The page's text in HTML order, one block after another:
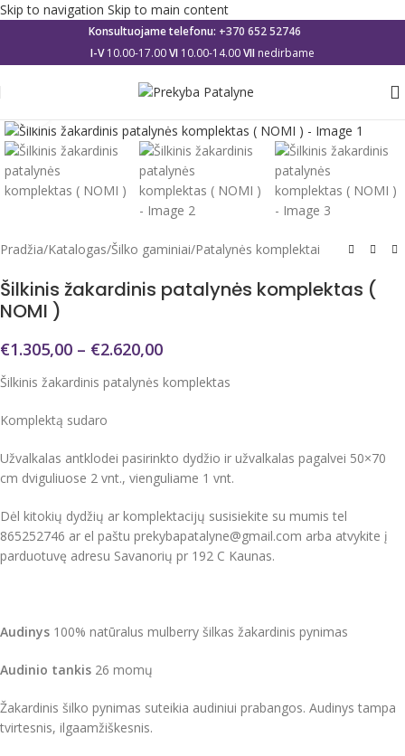
Skip to navigation Skip to main content
Konsultuojame telefonu: +370 652 52746
I-V10.00-17.00VI 10.00-14.00VII nedirbame
Pradžia/Katalogas/Šilko gaminiai/Patalynės komplektai
Šilkinis žakardinis patalynės komplektas (
NOMI )
€1.305,00 – €2.620,00
Šilkinis žakardinis patalynės komplektas
Komplektą sudaro
Užvalkalas antklodei pasirinkto dydžio ir užvalkalas pagalvei 50×70
cm dviguliuose 2 vnt., vienguliame 1 vnt.
Dėl kitokių dydžių ar komplektacijų susisiekite su mumis tel
865252746 ar el paštu prekybapatalyne@gmail.com arba atvykite į
parduotuvę adresu Savanorių pr 192 C Kaunas.
Audinys 100% natūralus mulberry šilkas žakardinis pynimas
Audinio tankis 26 momų
Žakardinis šilko pynimas suteikia audiniui prabangos. Audinys tampa
tvirtesnis, ilgaamžiškesnis.